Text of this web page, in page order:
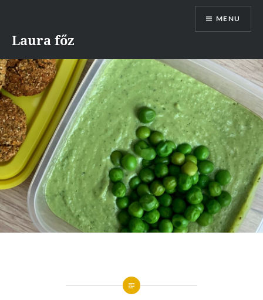
content
Laura főz
MENU